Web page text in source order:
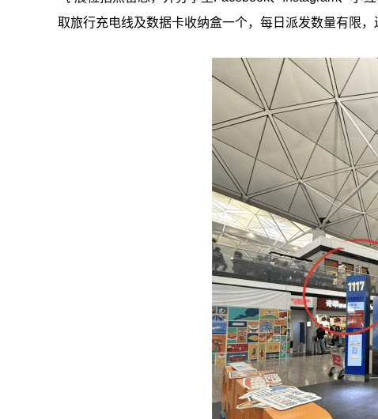
取旅行充电线及数据卡收纳盒一个，每日派发数量有限，